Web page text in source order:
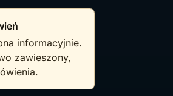
informacyjnie.
zawieszony,